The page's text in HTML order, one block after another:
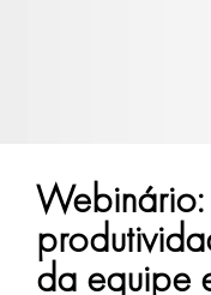
da equipe